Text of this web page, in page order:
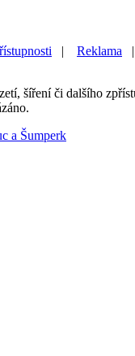
Reklama
šíření či dalšího
a Šumperk